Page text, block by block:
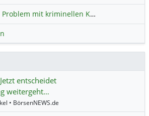
Wachsendes Problem mit kriminellen Kunden im Online-Handel
entscheidet
weitergeht…
• BörsenNEWS.de